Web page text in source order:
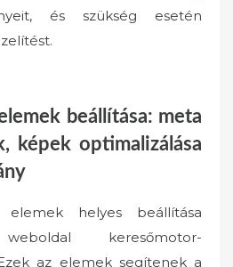
és szükség esetén
beállítása: meta
képek optimalizálása
helyes beállítása
keresőmotor-
az elemek segítenek a